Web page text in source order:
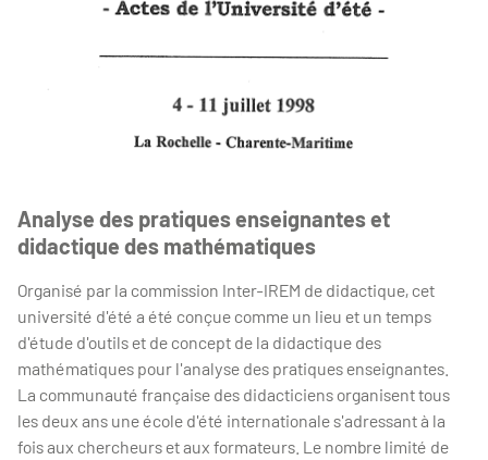
Analyse des pratiques enseignantes et
didactique des mathématiques
Organisé par la commission Inter-IREM de didactique, cet
université d'été a été conçue comme un lieu et un temps
d'étude d'outils et de concept de la didactique des
mathématiques pour l'analyse des pratiques enseignantes.
La communauté française des didacticiens organisent tous
les deux ans une école d'été internationale s'adressant à la
fois aux chercheurs et aux formateurs. Le nombre limité de